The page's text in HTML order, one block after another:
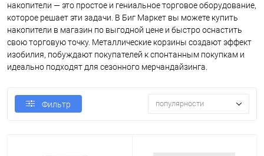
накопители — это простое и гениальное торговое оборудование,
которое решает эти задачи. В Биг Маркет вы можете купить
накопители в магазин по выгодной цене и быстро оснастить
свою торговую точку. Металлические корзины создают эффект
изобилия, побуждают покупателей к спонтанным покупкам и
идеально подходят для сезонного мерчандайзинга.
Фильтр популярности